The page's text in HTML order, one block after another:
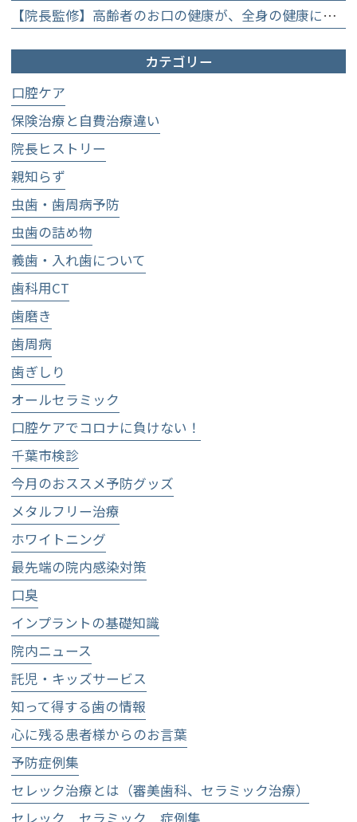
【院長監修】高齢者のお口の健康が、全身の健康につながる理由。生涯おいしく食べるための「口内環境検査」とオーダーメイド予防】
カテゴリー
口腔ケア
保険治療と自費治療違い
院長ヒストリー
親知らず
虫歯・歯周病予防
虫歯の詰め物
義歯・入れ歯について
歯科用CT
歯磨き
歯周病
歯ぎしり
オールセラミック
口腔ケアでコロナに負けない！
千葉市検診
今月のおススメ予防グッズ
メタルフリー治療
ホワイトニング
最先端の院内感染対策
口臭
インプラントの基礎知識
院内ニュース
託児・キッズサービス
知って得する歯の情報
心に残る患者様からのお言葉
予防症例集
セレック治療とは（審美歯科、セラミック治療）
セレック セラミック 症例集